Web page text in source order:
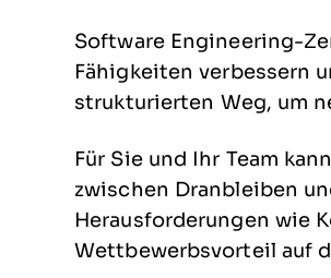
Software Engineering-
Fähigkeiten verbessern
strukturierten Weg, um
Für Sie und Ihr Team
zwischen Dranbleiben
Herausforderungen wie
Wettbewerbsvorteil auf